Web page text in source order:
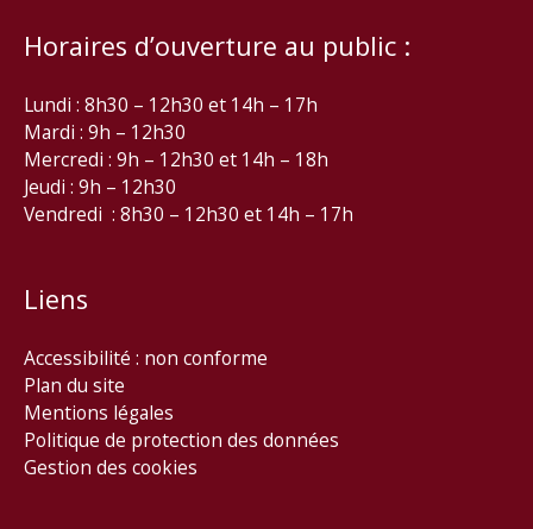
Horaires d’ouverture au public :
Lundi : 8h30 – 12h30 et 14h – 17h
Mardi : 9h – 12h30
Mercredi : 9h – 12h30 et 14h – 18h
Jeudi : 9h – 12h30
Vendredi : 8h30 – 12h30 et 14h – 17h
Liens
Accessibilité : non conforme
Plan du site
Mentions légales
Politique de protection des données
Gestion des cookies